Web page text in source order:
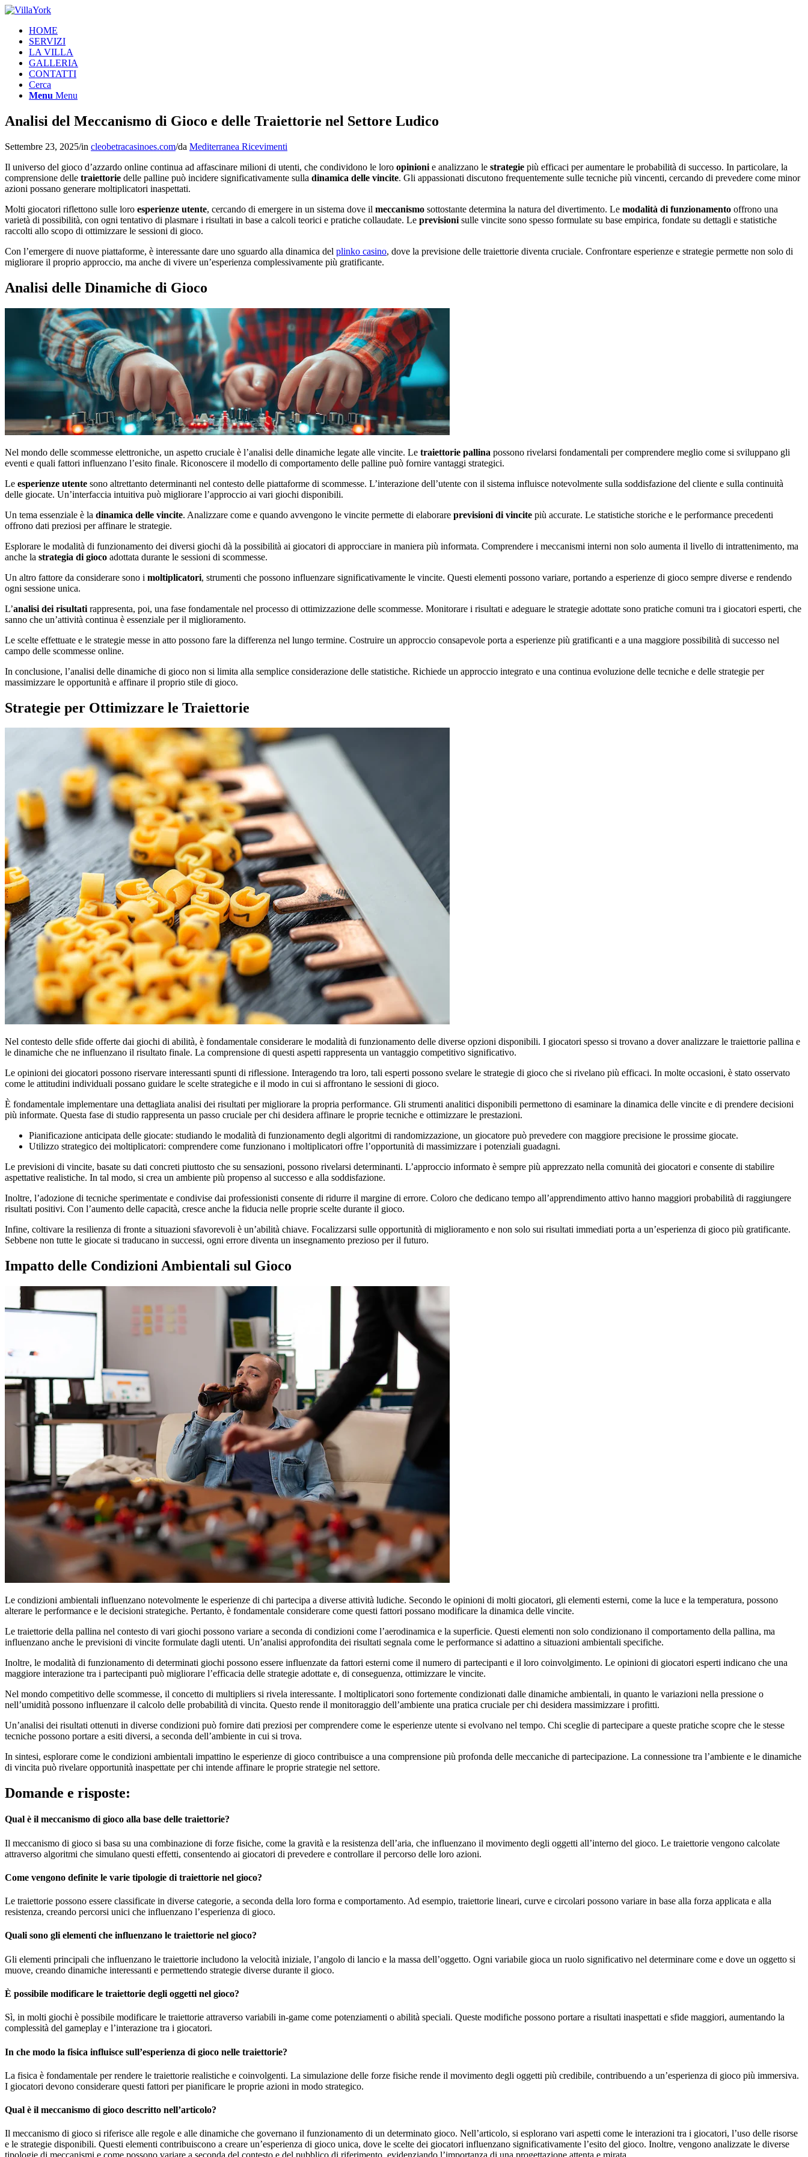
HOME
SERVIZI
LA VILLA
GALLERIA
CONTATTI
Cerca
Menu Menu
Analisi del Meccanismo di Gioco e delle Traiettorie nel Settore Ludico
Settembre 23, 2025/in cleobetracasinoes.com/da Mediterranea Ricevimenti
Il universo del gioco d’azzardo online continua ad affascinare milioni di utenti, che condividono le loro opinioni e analizzano le strategie più efficaci per aumentare le probabilità di successo. In particolare, la
comprensione delle traiettorie delle palline può incidere significativamente sulla dinamica delle vincite. Gli appassionati discutono frequentemente sulle tecniche più vincenti, cercando di prevedere come minor
azioni possano generare moltiplicatori inaspettati.
Molti giocatori riflettono sulle loro esperienze utente, cercando di emergere in un sistema dove il meccanismo sottostante determina la natura del divertimento. Le modalità di funzionamento offrono una
varietà di possibilità, con ogni tentativo di plasmare i risultati in base a calcoli teorici e pratiche collaudate. Le previsioni sulle vincite sono spesso formulate su base empirica, fondate su dettagli e statistiche
raccolti allo scopo di ottimizzare le sessioni di gioco.
Con l’emergere di nuove piattaforme, è interessante dare uno sguardo alla dinamica del plinko casino, dove la previsione delle traiettorie diventa cruciale. Confrontare esperienze e strategie permette non solo di
migliorare il proprio approccio, ma anche di vivere un’esperienza complessivamente più gratificante.
Analisi delle Dinamiche di Gioco
Nel mondo delle scommesse elettroniche, un aspetto cruciale è l’analisi delle dinamiche legate alle vincite. Le traiettorie pallina possono rivelarsi fondamentali per comprendere meglio come si sviluppano gli
eventi e quali fattori influenzano l’esito finale. Riconoscere il modello di comportamento delle palline può fornire vantaggi strategici.
Le esperienze utente sono altrettanto determinanti nel contesto delle piattaforme di scommesse. L’interazione dell’utente con il sistema influisce notevolmente sulla soddisfazione del cliente e sulla continuità
delle giocate. Un’interfaccia intuitiva può migliorare l’approccio ai vari giochi disponibili.
Un tema essenziale è la dinamica delle vincite. Analizzare come e quando avvengono le vincite permette di elaborare previsioni di vincite più accurate. Le statistiche storiche e le performance precedenti
offrono dati preziosi per affinare le strategie.
Esplorare le modalità di funzionamento dei diversi giochi dà la possibilità ai giocatori di approcciare in maniera più informata. Comprendere i meccanismi interni non solo aumenta il livello di intrattenimento, ma
anche la strategia di gioco adottata durante le sessioni di scommesse.
Un altro fattore da considerare sono i moltiplicatori, strumenti che possono influenzare significativamente le vincite. Questi elementi possono variare, portando a esperienze di gioco sempre diverse e rendendo
ogni sessione unica.
L’analisi dei risultati rappresenta, poi, una fase fondamentale nel processo di ottimizzazione delle scommesse. Monitorare i risultati e adeguare le strategie adottate sono pratiche comuni tra i giocatori esperti, che
sanno che un’attività continua è essenziale per il miglioramento.
Le scelte effettuate e le strategie messe in atto possono fare la differenza nel lungo termine. Costruire un approccio consapevole porta a esperienze più gratificanti e a una maggiore possibilità di successo nel
campo delle scommesse online.
In conclusione, l’analisi delle dinamiche di gioco non si limita alla semplice considerazione delle statistiche. Richiede un approccio integrato e una continua evoluzione delle tecniche e delle strategie per
massimizzare le opportunità e affinare il proprio stile di gioco.
Strategie per Ottimizzare le Traiettorie
Nel contesto delle sfide offerte dai giochi di abilità, è fondamentale considerare le modalità di funzionamento delle diverse opzioni disponibili. I giocatori spesso si trovano a dover analizzare le traiettorie pallina e
le dinamiche che ne influenzano il risultato finale. La comprensione di questi aspetti rappresenta un vantaggio competitivo significativo.
Le opinioni dei giocatori possono riservare interessanti spunti di riflessione. Interagendo tra loro, tali esperti possono svelare le strategie di gioco che si rivelano più efficaci. In molte occasioni, è stato osservato
come le attitudini individuali possano guidare le scelte strategiche e il modo in cui si affrontano le sessioni di gioco.
È fondamentale implementare una dettagliata analisi dei risultati per migliorare la propria performance. Gli strumenti analitici disponibili permettono di esaminare la dinamica delle vincite e di prendere decisioni
più informate. Questa fase di studio rappresenta un passo cruciale per chi desidera affinare le proprie tecniche e ottimizzare le prestazioni.
Pianificazione anticipata delle giocate: studiando le modalità di funzionamento degli algoritmi di randomizzazione, un giocatore può prevedere con maggiore precisione le prossime giocate.
Utilizzo strategico dei moltiplicatori: comprendere come funzionano i moltiplicatori offre l’opportunità di massimizzare i potenziali guadagni.
Le previsioni di vincite, basate su dati concreti piuttosto che su sensazioni, possono rivelarsi determinanti. L’approccio informato è sempre più apprezzato nella comunità dei giocatori e consente di stabilire
aspettative realistiche. In tal modo, si crea un ambiente più propenso al successo e alla soddisfazione.
Inoltre, l’adozione di tecniche sperimentate e condivise dai professionisti consente di ridurre il margine di errore. Coloro che dedicano tempo all’apprendimento attivo hanno maggiori probabilità di raggiungere
risultati positivi. Con l’aumento delle capacità, cresce anche la fiducia nelle proprie scelte durante il gioco.
Infine, coltivare la resilienza di fronte a situazioni sfavorevoli è un’abilità chiave. Focalizzarsi sulle opportunità di miglioramento e non solo sui risultati immediati porta a un’esperienza di gioco più gratificante.
Sebbene non tutte le giocate si traducano in successi, ogni errore diventa un insegnamento prezioso per il futuro.
Impatto delle Condizioni Ambientali sul Gioco
Le condizioni ambientali influenzano notevolmente le esperienze di chi partecipa a diverse attività ludiche. Secondo le opinioni di molti giocatori, gli elementi esterni, come la luce e la temperatura, possono
alterare le performance e le decisioni strategiche. Pertanto, è fondamentale considerare come questi fattori possano modificare la dinamica delle vincite.
Le traiettorie della pallina nel contesto di vari giochi possono variare a seconda di condizioni come l’aerodinamica e la superficie. Questi elementi non solo condizionano il comportamento della pallina, ma
influenzano anche le previsioni di vincite formulate dagli utenti. Un’analisi approfondita dei risultati segnala come le performance si adattino a situazioni ambientali specifiche.
Inoltre, le modalità di funzionamento di determinati giochi possono essere influenzate da fattori esterni come il numero di partecipanti e il loro coinvolgimento. Le opinioni di giocatori esperti indicano che una
maggiore interazione tra i partecipanti può migliorare l’efficacia delle strategie adottate e, di conseguenza, ottimizzare le vincite.
Nel mondo competitivo delle scommesse, il concetto di multipliers si rivela interessante. I moltiplicatori sono fortemente condizionati dalle dinamiche ambientali, in quanto le variazioni nella pressione o
nell’umidità possono influenzare il calcolo delle probabilità di vincita. Questo rende il monitoraggio dell’ambiente una pratica cruciale per chi desidera massimizzare i profitti.
Un’analisi dei risultati ottenuti in diverse condizioni può fornire dati preziosi per comprendere come le esperienze utente si evolvano nel tempo. Chi sceglie di partecipare a queste pratiche scopre che le stesse
tecniche possono portare a esiti diversi, a seconda dell’ambiente in cui si trova.
In sintesi, esplorare come le condizioni ambientali impattino le esperienze di gioco contribuisce a una comprensione più profonda delle meccaniche di partecipazione. La connessione tra l’ambiente e le dinamiche
di vincita può rivelare opportunità inaspettate per chi intende affinare le proprie strategie nel settore.
Domande e risposte:
Qual è il meccanismo di gioco alla base delle traiettorie?
Il meccanismo di gioco si basa su una combinazione di forze fisiche, come la gravità e la resistenza dell’aria, che influenzano il movimento degli oggetti all’interno del gioco. Le traiettorie vengono calcolate
attraverso algoritmi che simulano questi effetti, consentendo ai giocatori di prevedere e controllare il percorso delle loro azioni.
Come vengono definite le varie tipologie di traiettorie nel gioco?
Le traiettorie possono essere classificate in diverse categorie, a seconda della loro forma e comportamento. Ad esempio, traiettorie lineari, curve e circolari possono variare in base alla forza applicata e alla
resistenza, creando percorsi unici che influenzano l’esperienza di gioco.
Quali sono gli elementi che influenzano le traiettorie nel gioco?
Gli elementi principali che influenzano le traiettorie includono la velocità iniziale, l’angolo di lancio e la massa dell’oggetto. Ogni variabile gioca un ruolo significativo nel determinare come e dove un oggetto si
muove, creando dinamiche interessanti e permettendo strategie diverse durante il gioco.
È possibile modificare le traiettorie degli oggetti nel gioco?
Sì, in molti giochi è possibile modificare le traiettorie attraverso variabili in-game come potenziamenti o abilità speciali. Queste modifiche possono portare a risultati inaspettati e sfide maggiori, aumentando la
complessità del gameplay e l’interazione tra i giocatori.
In che modo la fisica influisce sull’esperienza di gioco nelle traiettorie?
La fisica è fondamentale per rendere le traiettorie realistiche e coinvolgenti. La simulazione delle forze fisiche rende il movimento degli oggetti più credibile, contribuendo a un’esperienza di gioco più immersiva.
I giocatori devono considerare questi fattori per pianificare le proprie azioni in modo strategico.
Qual è il meccanismo di gioco descritto nell’articolo?
Il meccanismo di gioco si riferisce alle regole e alle dinamiche che governano il funzionamento di un determinato gioco. Nell’articolo, si esplorano vari aspetti come le interazioni tra i giocatori, l’uso delle risorse
e le strategie disponibili. Questi elementi contribuiscono a creare un’esperienza di gioco unica, dove le scelte dei giocatori influenzano significativamente l’esito del gioco. Inoltre, vengono analizzate le diverse